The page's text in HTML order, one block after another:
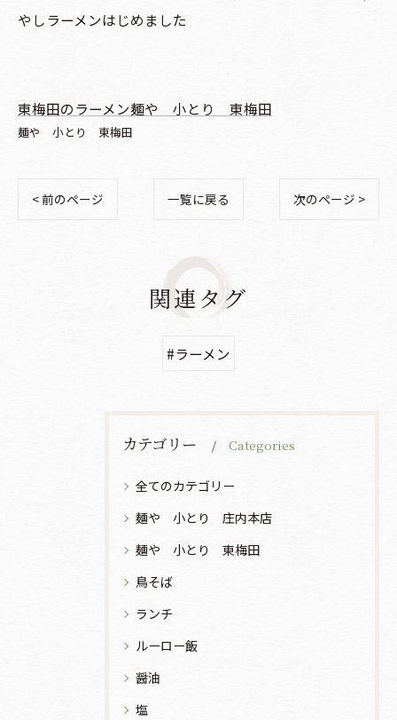
やしラーメンはじめました
東梅田のラーメン麺や 小とり 東梅田
麺や 小とり 東梅田
< 前のページ 一覧に戻る 次のページ >
関連タグ
#ラーメン
カテゴリー Categories
全てのカテゴリー
麺や 小とり 庄内本店
麺や 小とり 東梅田
鳥そば
ランチ
ルーロー飯
醤油
塩